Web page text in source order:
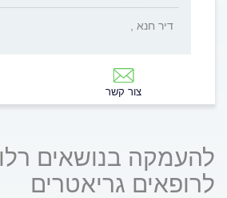
, דיר חנא
צור קשר
להעמקה בנושאים
לרופאים גריאטרים